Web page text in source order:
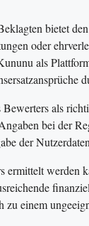
bietet
oder
als
als
bei der
der
ermittelt werden
einem